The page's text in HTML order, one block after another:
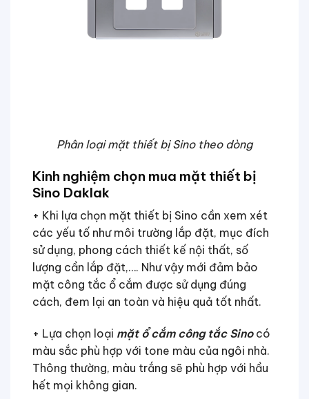
Phân loại mặt thiết bị Sino theo dòng
Kinh nghiệm chọn mua mặt thiết bị
Sino Daklak
+ Khi lựa chọn mặt thiết bị Sino cần xem xét
các yếu tố như môi trường lắp đặt, mục đích
sử dụng, phong cách thiết kế nội thất, số
lượng cần lắp đặt,…. Như vậy mới đảm bảo
mặt công tắc ổ cắm được sử dụng đúng
cách, đem lại an toàn và hiệu quả tốt nhất.
+ Lựa chọn loại mặt ổ cắm công tắc Sinocó
màu sắc phù hợp với tone màu của ngôi nhà.
Thông thường, màu trắng sẽ phù hợp với hầu
hết mọi không gian.